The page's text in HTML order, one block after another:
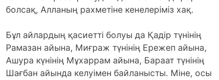
болсақ, Алланың рахметіне кенелеріміз хақ.
Бұл айлардың қасиетті болуы да Қадір түнінің
Рамазан айына, Миғраж түнінің Ережеп айына,
Ашура күнінің Мұхаррам айына, Бараат түнінің
Шағбан айында келуімен байланысты. Міне, осы